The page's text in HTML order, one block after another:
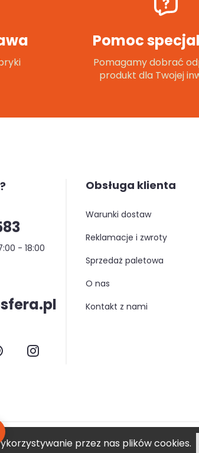
przez nas plików cookies.
Pomoc
Pomagamy dobrać
produkt dla Twojej
- 18:00
Obsługa klienta
warunki dostaw
reklamacje i zwroty
sprzedaż paletowa
o nas
kontakt z nami